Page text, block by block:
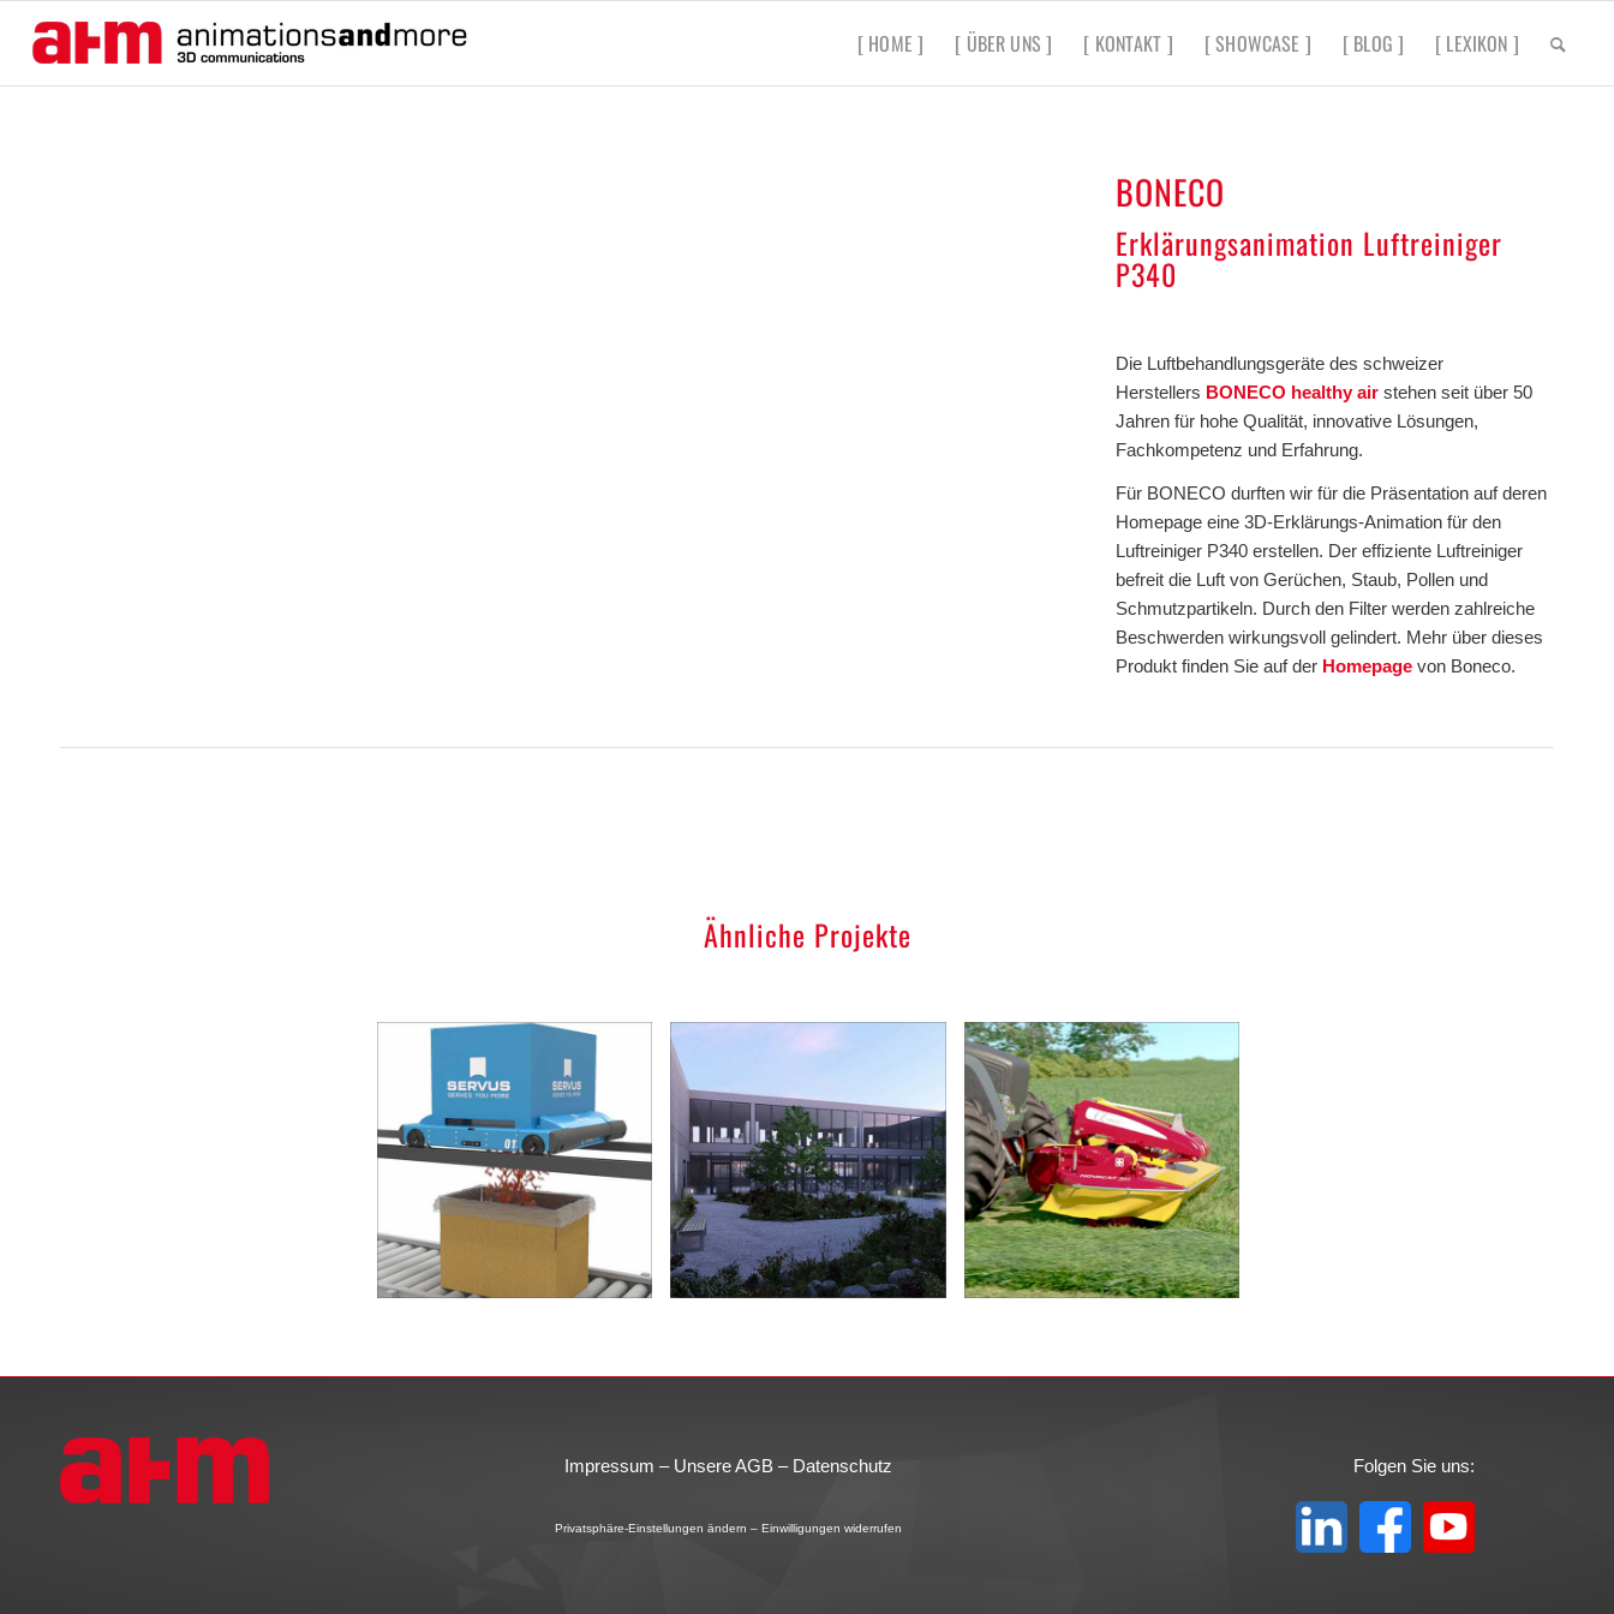
[ HOME ] [ ÜBER UNS ] [ KONTAKT ] [ SHOWCASE ] [ BLOG ] [ LEXIKON ]
BONECO
Erklärungsanimation Luftreiniger
P340
Die Luftbehandlungsgeräte des schweizer
Herstellers BONECO healthy air stehen seit über 50
Jahren für hohe Qualität, innovative Lösungen,
Fachkompetenz und Erfahrung.
Für BONECO durften wir für die Präsentation auf deren
Homepage eine 3D-Erklärungs-Animation für den
Luftreiniger P340 erstellen. Der effiziente Luftreiniger
befreit die Luft von Gerüchen, Staub, Pollen und
Schmutzpartikeln. Durch den Filter werden zahlreiche
Beschwerden wirkungsvoll gelindert. Mehr über dieses
Produkt finden Sie auf der Homepage von Boneco.
Ähnliche Projekte
SERVUS Intralogistic
Animationen für Servus
Intralogistic - Einfülltrichter
ARC
Industriepark Ospelt AG in
Schaan / Fürstentum
Liechtenstein
ein neuer Industriepark
PÖTTINGER
3D-Erklärungsanimation für
Pöttinger "Novacat Alpha
Motion" und "Novacat
352CF"
Impressum – Unsere AGB – Datenschutz
Privatsphäre-Einstellungen ändern – Einwilligungen widerrufen
Folgen Sie uns: